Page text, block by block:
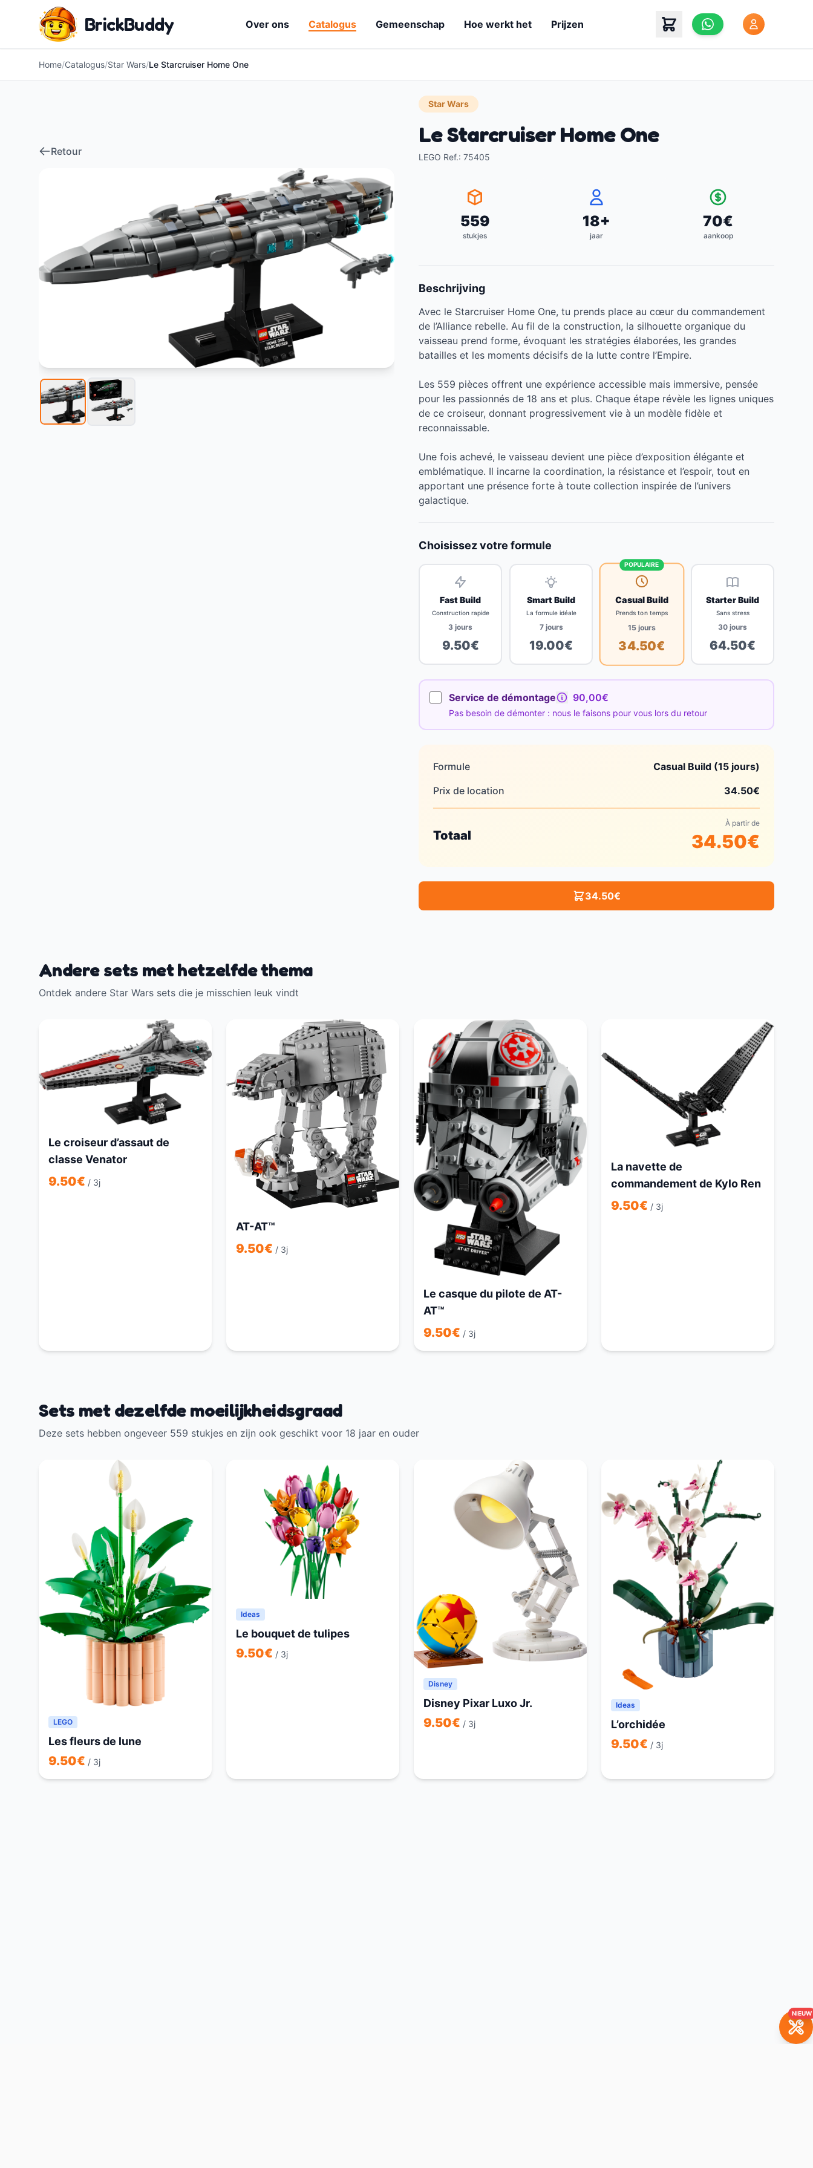
BrickBuddy Over ons Catalogus Gemeenschap Hoe werkt het Prijzen
Home/Catalogus/Star Wars/Le Starcruiser Home One
Retour
Star Wars
Le Starcruiser Home One
LEGO Ref.: 75405
559
stukjes
18+
jaar
70€
aankoop
Beschrijving
Avec le Starcruiser Home One, tu prends place au cœur du commandement
de l’Alliance rebelle. Au fil de la construction, la silhouette organique du
vaisseau prend forme, évoquant les stratégies élaborées, les grandes
batailles et les moments décisifs de la lutte contre l’Empire.
Les 559 pièces offrent une expérience accessible mais immersive, pensée
pour les passionnés de 18 ans et plus. Chaque étape révèle les lignes uniques
de ce croiseur, donnant progressivement vie à un modèle fidèle et
reconnaissable.
Une fois achevé, le vaisseau devient une pièce d’exposition élégante et
emblématique. Il incarne la coordination, la résistance et l’espoir, tout en
apportant une présence forte à toute collection inspirée de l’univers
galactique.
Choisissez votre formule
Fast Build
Construction rapide
3 jours
9.50€
Smart Build
La formule idéale
7jours
19.00€
POPULAIRE
Casual Build
Prends ton temps
15jours
34.50€
Starter Build
Sans stress
30 jours
64.50€
Service de démontage 90,00€
Pas besoin de démonter : nous le faisons pour vous lors du retour
Formule
Casual Build (15 jours)
Prix de location
34.50€
Totaal
À partir de
34.50€
34.50€
Andere sets met hetzelfde thema
Ontdek andere Star Wars sets die je misschien leuk vindt
Le croiseur d’assaut de
classe Venator
9.50€ / 3j
AT-AT™
9.50€ / 3j
Le casque du pilote de AT-
AT™
9.50€ / 3j
La navette de
commandement de Kylo Ren
9.50€ / 3j
Sets met dezelfde moeilijkheidsgraad
Deze sets hebben ongeveer 559 stukjes en zijn ook geschikt voor 18 jaar en ouder
LEGO
Les fleurs de lune
9.50€ / 3j
Ideas
Le bouquet de tulipes
9.50€ / 3j
Disney
Disney Pixar Luxo Jr.
9.50€ / 3j
Ideas
L’orchidée
9.50€ / 3j
NIEUW